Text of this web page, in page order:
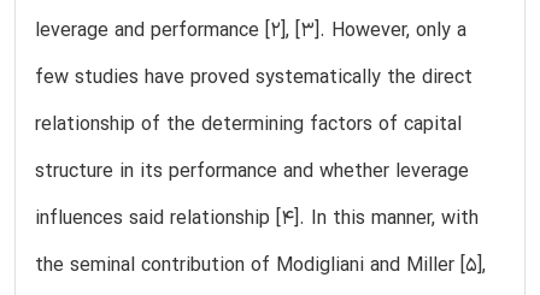
leverage and performance [2], [3]. However, only a
few studies have proved systematically the direct
relationship of the determining factors of capital
structure in its performance and whether leverage
influences said relationship [4]. In this manner, with
the seminal contribution of Modigliani and Miller [5],